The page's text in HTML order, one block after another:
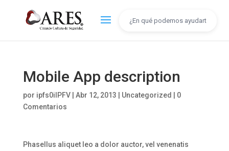
Mobile App description
por ipfs0iIPFV| Abr 12, 2013 Uncategorized
0
Comentarios
Phasellus aliquet leo a dolor auctor, vel venenatis